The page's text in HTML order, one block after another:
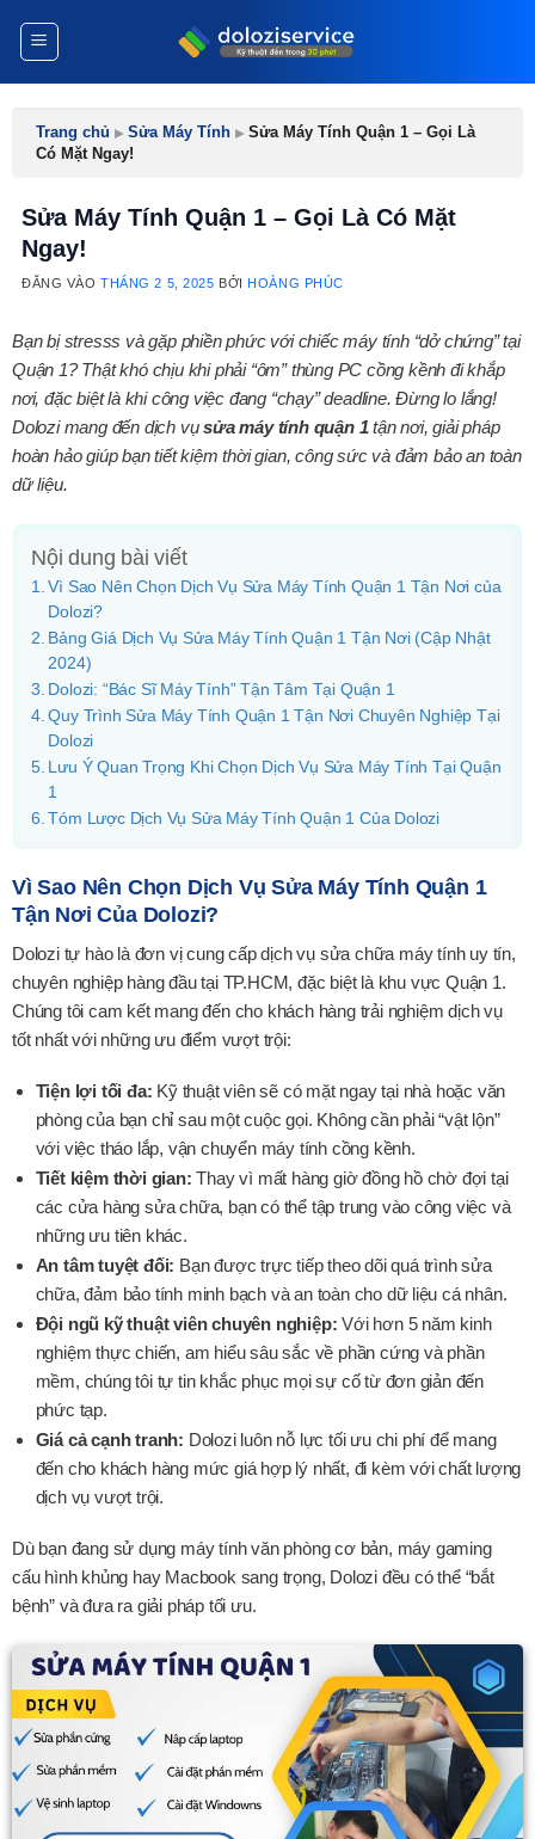
Trang chủ ▸ Sửa Máy Tính ▸ Sửa Máy Tính Quận 1 – Gọi Là
Có Mặt Ngay!
Sửa Máy Tính Quận 1 – Gọi Là Có Mặt
Ngay!
ĐĂNG VÀOTHÁNG 2 5, 2025 BỞIHOÀNG PHÚC
Bạn bị stresss và gặp phiền phức với chiếc máy tính “dở chứng” tại
Quận 1? Thật khó chịu khi phải “ôm” thùng PC cồng kềnh đi khắp
nơi, đặc biệt là khi công việc đang “chạy” deadline. Đừng lo lắng!
Dolozi mang đến dịch vụsửa máy tính quận 1tận nơi, giải pháp
hoàn hảo giúp bạn tiết kiệm thời gian, công sức và đảm bảo an toàn
dữ liệu.
Nội dung bài viết
Vì Sao Nên Chọn Dịch Vụ Sửa Máy Tính Quận 1 Tận Nơi của
Dolozi?
Bảng Giá Dịch Vụ Sửa Máy Tính Quận 1 Tận Nơi (Cập Nhật
2024)
Dolozi: “Bác Sĩ Máy Tính” Tận Tâm Tại Quận 1
Quy Trình Sửa Máy Tính Quận 1 Tận Nơi Chuyên Nghiệp Tại
Dolozi
Lưu Ý Quan Trọng Khi Chọn Dịch Vụ Sửa Máy Tính Tại Quận
1
Tóm Lược Dịch Vụ Sửa Máy Tính Quận 1 Của Dolozi
Vì Sao Nên Chọn Dịch Vụ Sửa Máy Tính Quận 1
Tận Nơi Của Dolozi?
Dolozi tự hào là đơn vị cung cấp dịch vụ sửa chữa máy tính uy tín,
chuyên nghiệp hàng đầu tại TP.HCM, đặc biệt là khu vực Quận 1.
Chúng tôi cam kết mang đến cho khách hàng trải nghiệm dịch vụ
tốt nhất với những ưu điểm vượt trội:
Tiện lợi tối đa: Kỹ thuật viên sẽ có mặt ngay tại nhà hoặc văn
phòng của bạn chỉ sau một cuộc gọi. Không cần phải “vật lộn”
với việc tháo lắp, vận chuyển máy tính cồng kềnh.
Tiết kiệm thời gian: Thay vì mất hàng giờ đồng hồ chờ đợi tại
các cửa hàng sửa chữa, bạn có thể tập trung vào công việc và
những ưu tiên khác.
An tâm tuyệt đối: Bạn được trực tiếp theo dõi quá trình sửa
chữa, đảm bảo tính minh bạch và an toàn cho dữ liệu cá nhân.
Đội ngũ kỹ thuật viên chuyên nghiệp: Với hơn 5 năm kinh
nghiệm thực chiến, am hiểu sâu sắc về phần cứng và phần
mềm, chúng tôi tự tin khắc phục mọi sự cố từ đơn giản đến
phức tạp.
Giá cả cạnh tranh: Dolozi luôn nỗ lực tối ưu chi phí để mang
đến cho khách hàng mức giá hợp lý nhất, đi kèm với chất lượng
dịch vụ vượt trội.
Dù bạn đang sử dụng máy tính văn phòng cơ bản, máy gaming
cấu hình khủng hay Macbook sang trọng, Dolozi đều có thể “bắt
bệnh” và đưa ra giải pháp tối ưu.